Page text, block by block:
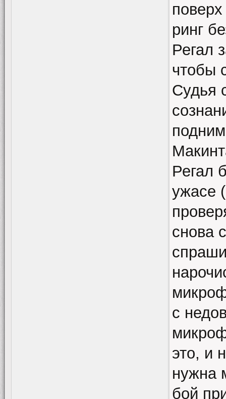
ринг
Регал
чтобы
Судья
Регал
ужасе
снова
с
это, и
нужна
бой